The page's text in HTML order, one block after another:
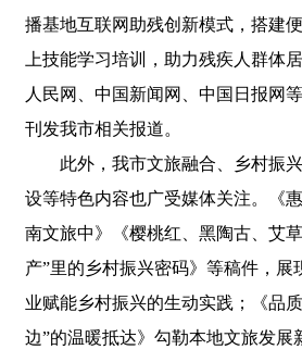
播基地互联网助残创新模式，搭建
上技能学习培训，助力残疾人群体
人民网、中国新闻网、中国日报网
刊发我市相关报道。
此外，我市文旅融合、乡村振兴
设等特色内容也广受媒体关注。《
南文旅中》《樱桃红、黑陶古、艾
产”里的乡村振兴密码》等稿件，展
业赋能乡村振兴的生动实践；《品
边”的温暖抵达》勾勒本地文旅发展